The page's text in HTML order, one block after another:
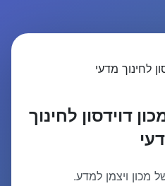
דוידסון לחינוך
מכון ויצמן למדע.